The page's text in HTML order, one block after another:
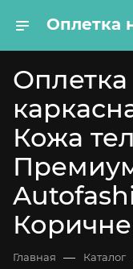
Кожа
Главная — Каталог